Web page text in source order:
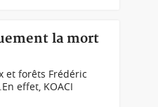
la mort
et forêts Frédéric
effet, KOACI